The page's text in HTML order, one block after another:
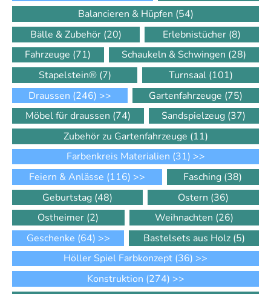
Balancieren & Hüpfen (54)
Bälle & Zubehör (20) Erlebnistücher (8)
Fahrzeuge (71) Schaukeln & Schwingen (28)
Stapelstein® (7) Turnsaal (101)
Draussen (246) >> Gartenfahrzeuge (75)
Möbel für draussen (74) Sandspielzeug (37)
Zubehör zu Gartenfahrzeuge (11)
Farbenkreis Materialien (31) >>
Feiern & Anlässe (116) >> Fasching (38)
Geburtstag (48) Ostern (36)
Ostheimer (2) Weihnachten (26)
Geschenke (64) >> Bastelsets aus Holz (5)
Höller Spiel Farbkonzept (36) >>
Konstruktion (274) >>